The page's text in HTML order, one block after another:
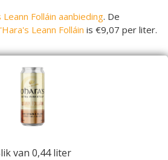
Folláin aanbieding. De
Leann Folláin is €9,07 per liter.
van 0,44 liter